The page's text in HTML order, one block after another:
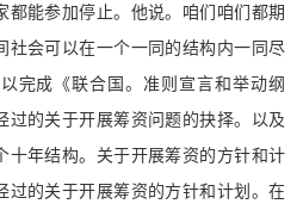
都能参加停止。他说。咱们咱们都期
社会可以在一个一同的结构内一同尽
完成《联合国。准则宣言和举动纲
过的关于开展筹资问题的抉择。以及
十年结构。关于开展筹资的方针和计
过的关于开展筹资的方针和计划。在